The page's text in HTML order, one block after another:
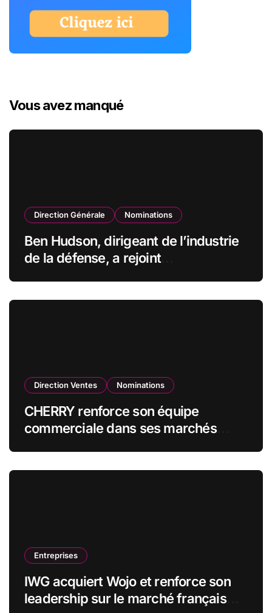
Vous avez manqué
Direction Générale Nominations
Ben Hudson, dirigeant de l’industrie
de la défense, a rejoint
Direction Ventes Nominations
CHERRY renforce son équipe
commerciale dans ses marchés
Entreprises
IWG acquiert Wojo et renforce son
leadership sur le marché français